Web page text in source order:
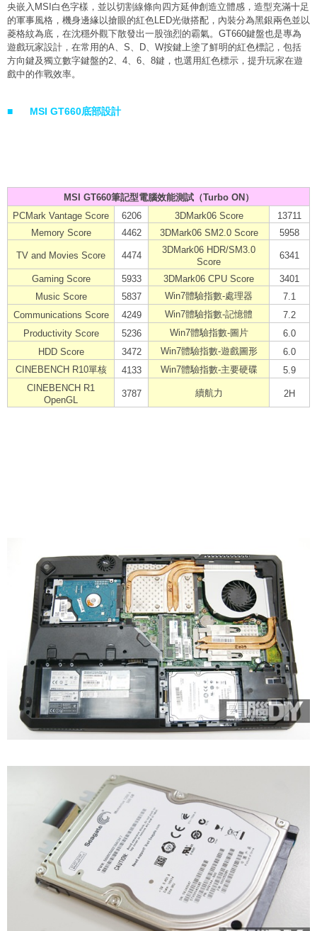
央嵌入MSI白色字樣，並以切割線條向四方延伸創造立體感，造型充滿十足
的軍事風格，機身邊緣以搶眼的紅色LED光做搭配，內裝分為黑銀兩色並以
菱格紋為底，在沈穩外觀下散發出一股強烈的霸氣。GT660鍵盤也是專為
遊戲玩家設計，在常用的A、S、D、W按鍵上塗了鮮明的紅色標記，包括
方向鍵及獨立數字鍵盤的2、4、6、8鍵，也選用紅色標示，提升玩家在遊
戲中的作戰效率。
■ MSI GT660底部設計
MSI GT660筆記型電腦效能測試（Turbo ON）
PCMark Vantage Score
6206 3DMark06 Score
13711
Memory Score
4462 3DMark06 SM2.0 Score 5958
TV and Movies Score 4474
3DMark06 HDR/SM3.0
Score
6341
Gaming Score 5933 3DMark06 CPU Score
3401
Music Score
5837 Win7體驗指數-處理器
7.1
Communications Score
4249 Win7體驗指數-記憶體
7.2
Productivity Score
5236 Win7體驗指數-圖片
6.0
HDD Score
3472 Win7體驗指數-遊戲圖形
6.0
CINEBENCH R10單核
4133 Win7體驗指數-主要硬碟
5.9
CINEBENCH R1
OpenGL
3787 續航力 2H